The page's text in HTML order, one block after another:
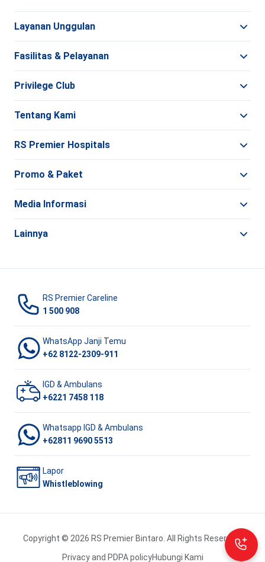
Layanan Unggulan
Fasilitas & Pelayanan
Privilege Club
Tentang Kami
RS Premier Hospitals
Promo & Paket
Media Informasi
Lainnya
RS Premier Careline
1 500 908
WhatsApp Janji Temu
+62 8122-2309-911
IGD & Ambulans
+6221 7458 118
Whatsapp IGD & Ambulans
+62811 9690 5513
Lapor
Whistleblowing
Copyright © 2026 RS Premier Bintaro. All Rights Reserved.
Privacy and PDPA policyHubungi Kami